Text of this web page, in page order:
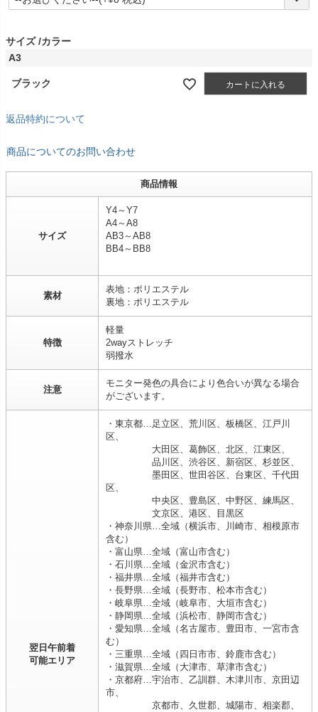
サイズ カラー
A3
ブラック カートに入れる
返品特約について
商品についてのお問い合わせ
商品情報
サイズ
Y4～Y7
A4～A8
AB3～AB8
BB4～BB8
素材
表地：ポリエステル
裏地：ポリエステル
特徴
軽量
2wayストレッチ
弱撥水
注意
モニター発色の具合により色合いが異なる場合
がございます。
翌日午前着
可能エリア
・東京都…足立区、荒川区、板橋区、江戸川
区、
大田区、葛飾区、北区、江東区、
品川区、渋谷区、新宿区、杉並区、
墨田区、世田谷区、台東区、千代田
区、
中央区、豊島区、中野区、練馬区、
文京区、港区、目黒区
・神奈川県…全域（横浜市、川崎市、相模原市
含む）
・富山県…全域（富山市含む）
・石川県…全域（金沢市含む）
・福井県…全域（福井市含む）
・長野県…全域（長野市、松本市含む）
・岐阜県…全域（岐阜市、大垣市含む）
・静岡県…全域（浜松市、静岡市含む）
・愛知県…全域（名古屋市、豊田市、一宮市含
む）
・三重県…全域（四日市市、鈴鹿市含む）
・滋賀県…全域（大津市、草津市含む）
・京都府…宇治市、乙訓群、木津川市、京田辺
市、
京都市、久世郡、城陽市、相楽郡、